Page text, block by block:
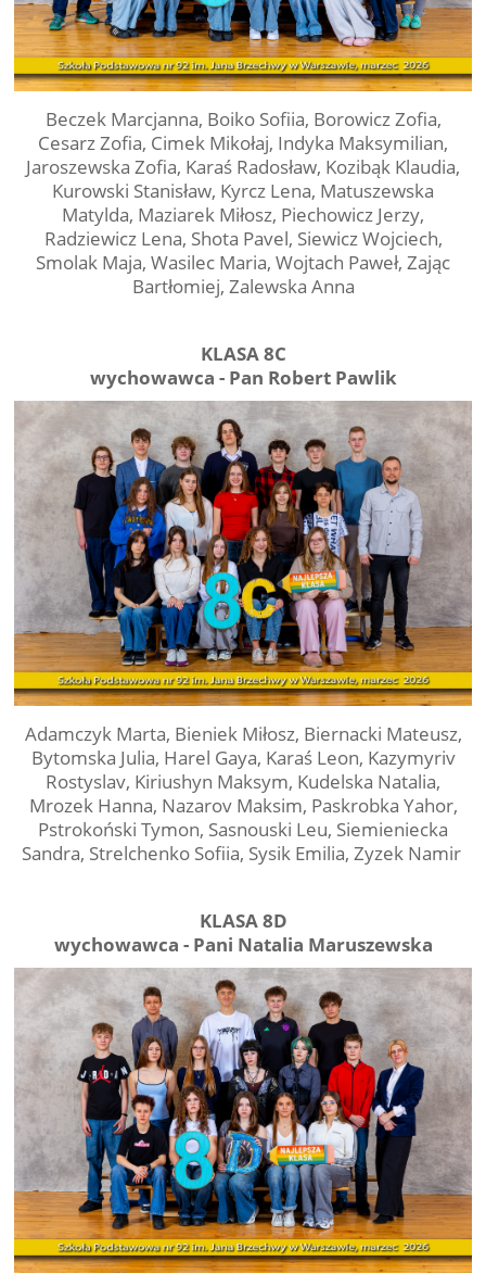
Beczek Marcjanna, Boiko Sofiia, Borowicz Zofia,
Cesarz Zofia, Cimek Mikołaj, Indyka Maksymilian,
Jaroszewska Zofia, Karaś Radosław, Kozibąk Klaudia,
Kurowski Stanisław, Kyrcz Lena, Matuszewska
Matylda, Maziarek Miłosz, Piechowicz Jerzy,
Radziewicz Lena, Shota Pavel, Siewicz Wojciech,
Smolak Maja, Wasilec Maria, Wojtach Paweł, Zając
Bartłomiej, Zalewska Anna
KLASA 8C
wychowawca - Pan Robert Pawlik
Adamczyk Marta, Bieniek Miłosz, Biernacki Mateusz,
Bytomska Julia, Harel Gaya, Karaś Leon, Kazymyriv
Rostyslav, Kiriushyn Maksym, Kudelska Natalia,
Mrozek Hanna, Nazarov Maksim, Paskrobka Yahor,
Pstrokoński Tymon, Sasnouski Leu, Siemieniecka
Sandra, Strelchenko Sofiia, Sysik Emilia, Zyzek Namir
KLASA 8D
wychowawca - Pani Natalia Maruszewska